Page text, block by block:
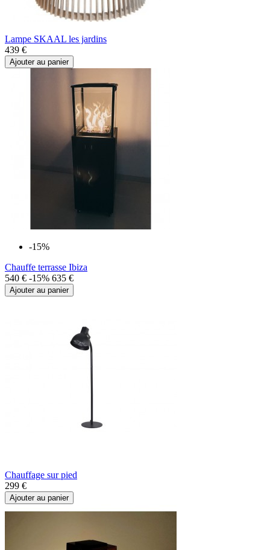
Lampe SKAAL les jardins
439 €
Ajouter au panier
-15%
Chauffe terrasse Ibiza
540 € -15% 635 €
Ajouter au panier
Chauffage sur pied
299 €
Ajouter au panier